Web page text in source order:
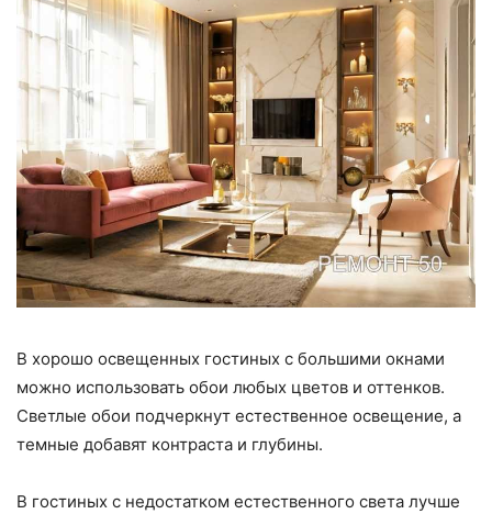
В хорошо освещенных гостиных с большими окнами
можно использовать обои любых цветов и оттенков.
Светлые обои подчеркнут естественное освещение, а
темные добавят контраста и глубины.
В гостиных с недостатком естественного света лучше